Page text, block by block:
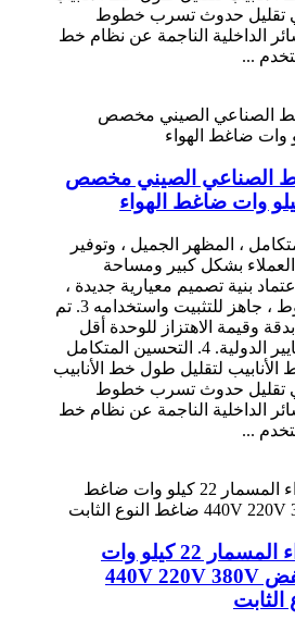
تقليل حدوث تسرب خطوط
الداخلية الناجمة عن نظام خط
الصناعي الصيني مخصص
، المظهر الجميل ، وتوفير
بشكل كبير ومساحة
2. اعتماد بنية تصميم معيارية جديدة ،
تخطيط مضغوط ، جاهز للتثبيت واستخدامه 3. تم
بدقة وقيمة الاهتزاز للوحدة أقل
بكثير من المعايير الدولية. 4. التحسين المتكامل
لتقليل طول خط الأنابيب
تقليل حدوث تسرب خطوط
الداخلية الناجمة عن نظام خط
ضاغط الهواء المسمار 22 كيلو وات
ضاغط منخفض 440V 220V 380V